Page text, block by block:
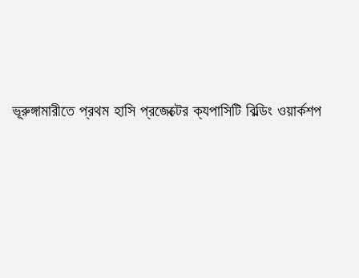
ভূরুঙ্গামারীতে প্রথম হাসি প্রজেক্টের ক্যপাসিটি বিল্ডিং ওয়ার্কশপ